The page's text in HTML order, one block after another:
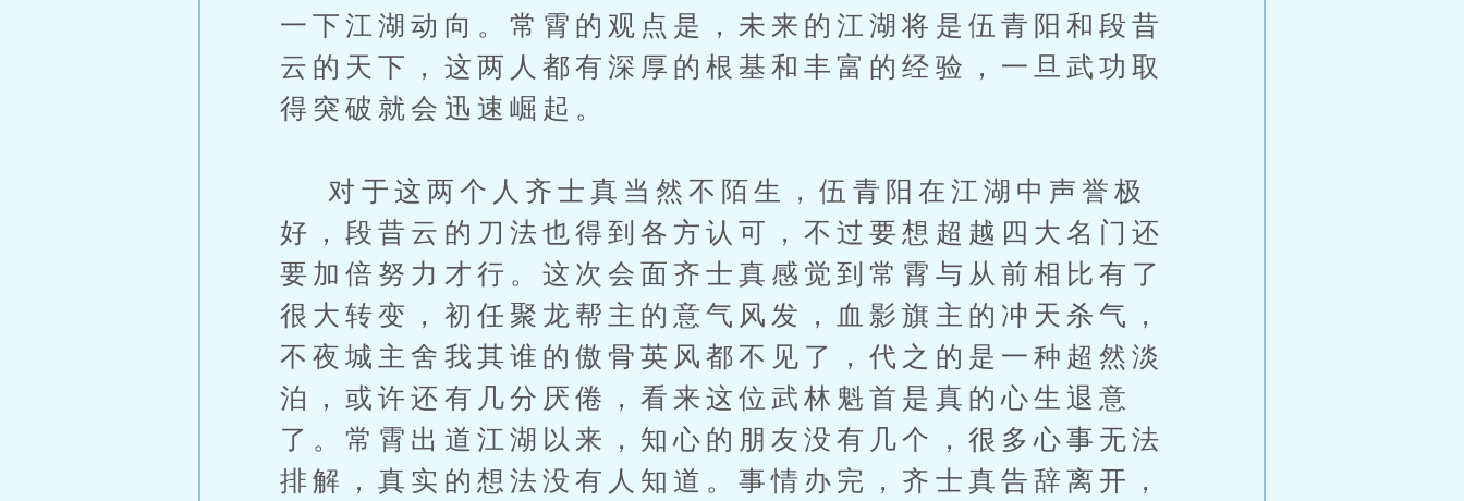
一下江湖动向。常霄的观点是，未来的江湖将是伍青阳和段昔
云的天下，这两人都有深厚的根基和丰富的经验，一旦武功取
得突破就会迅速崛起。
对于这两个人齐士真当然不陌生，伍青阳在江湖中声誉极
好，段昔云的刀法也得到各方认可，不过要想超越四大名门还
要加倍努力才行。这次会面齐士真感觉到常霄与从前相比有了
很大转变，初任聚龙帮主的意气风发，血影旗主的冲天杀气，
不夜城主舍我其谁的傲骨英风都不见了，代之的是一种超然淡
泊，或许还有几分厌倦，看来这位武林魁首是真的心生退意
了。常霄出道江湖以来，知心的朋友没有几个，很多心事无法
排解，真实的想法没有人知道。事情办完，齐士真告辞离开，